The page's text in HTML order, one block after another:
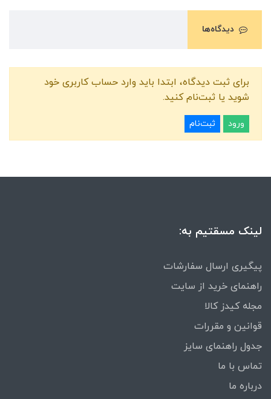
دیدگاه‌ها
برای ثبت دیدگاه، ابتدا باید وارد حساب کاربری خود
شوید یا ثبت‌نام کنید.
ورود ثبت‌نام
لینک مسقتیم به:
پیگیری ارسال سفارشات
راهنمای خرید از سایت
مجله کیدز کالا
قوانین و مقررات
جدول راهنمای سایز
تماس با ما
درباره ما